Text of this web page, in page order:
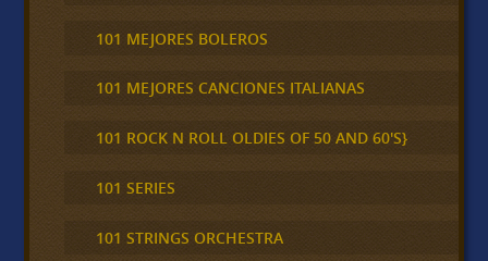
101 MEJORES BOLEROS
101 MEJORES CANCIONES ITALIANAS
101 ROCK N ROLL OLDIES OF 50 AND 60'S}
101 SERIES
101 STRINGS ORCHESTRA